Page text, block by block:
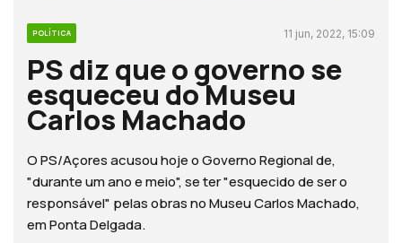
POLÍTICA 11 jun, 2022, 15:09
PS diz que o governo se
esqueceu do Museu
Carlos Machado
O PS/Açores acusou hoje o Governo Regional de,
"durante um ano e meio", se ter "esquecido de ser o
responsável" pelas obras no Museu Carlos Machado,
em Ponta Delgada.